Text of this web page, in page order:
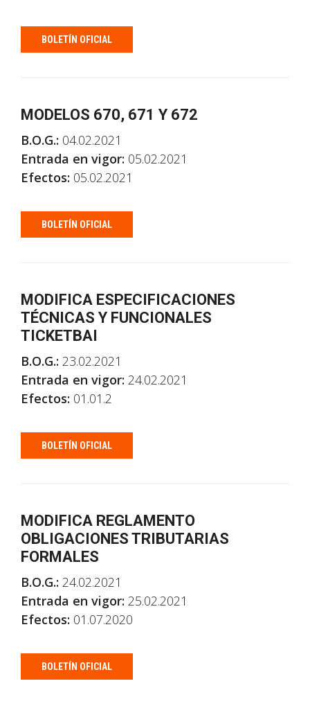
BOLETÍN OFICIAL
MODELOS 670, 671 Y 672
B.O.G.: 04.02.2021
Entrada en vigor: 05.02.2021
Efectos: 05.02.2021
BOLETÍN OFICIAL
MODIFICA ESPECIFICACIONES
TÉCNICAS Y FUNCIONALES
TICKETBAI
B.O.G.: 23.02.2021
Entrada en vigor: 24.02.2021
Efectos: 01.01.2
BOLETÍN OFICIAL
MODIFICA REGLAMENTO
OBLIGACIONES TRIBUTARIAS
FORMALES
B.O.G.: 24.02.2021
Entrada en vigor: 25.02.2021
Efectos: 01.07.2020
BOLETÍN OFICIAL